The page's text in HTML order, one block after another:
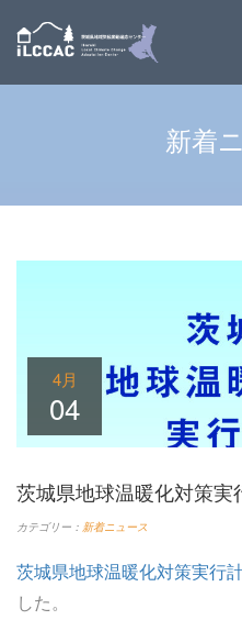
新着
4月
04
茨城県地球温暖化対策実
カテゴリー： 新着ニュース
茨城県地球温暖化対策実行
した。